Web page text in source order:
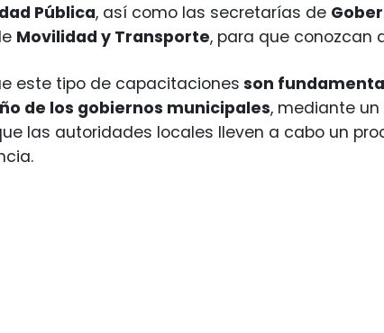
Pública, así como las secretarías de
Movilidad y Transporte, para que conozcan
este tipo de capacitaciones son
de los gobiernos municipales, mediante
las autoridades locales lleven a cabo un